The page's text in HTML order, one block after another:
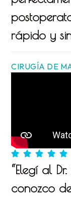
rápido y
CIRUGÍA DE
“Elegí al
conozco